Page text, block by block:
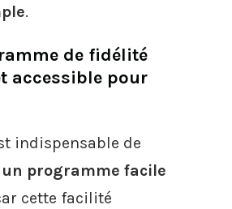
.
de fidélité
accessible pour
indispensable de
programme facile
cette facilité